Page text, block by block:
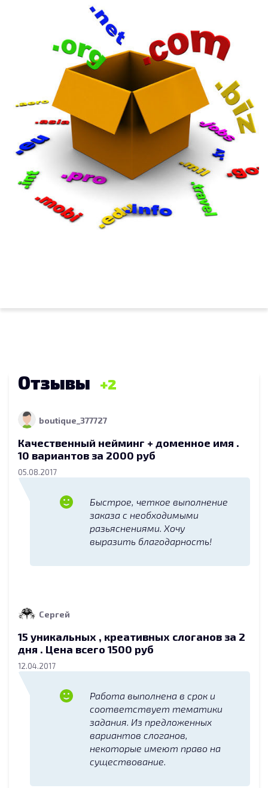
Отзывы 2
boutique_377727
Качественный нейминг + доменное имя .
10 вариантов за 2000 руб
05.08.2017
Быстрое, четкое выполнение
заказа с необходимыми
разьяснениями. Хочу
выразить благодарность!
Сергей
15 уникальных , креативных слоганов за 2
дня . Цена всего 1500 руб
12.04.2017
Работа выполнена в срок и
соответствует тематики
задания. Из предложенных
вариантов слоганов,
некоторые имеют право на
существование.